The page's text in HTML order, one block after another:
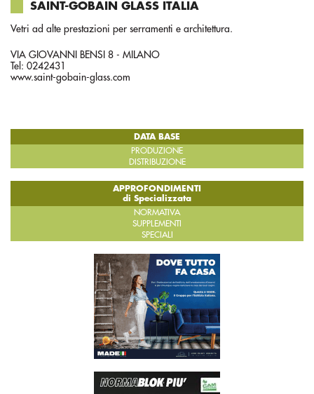
SAINT-GOBAIN GLASS ITALIA
Vetri ad alte prestazioni per serramenti e architettura.
VIA GIOVANNI BENSI 8 - MILANO
Tel: 0242431
www.saint-gobain-glass.com
DATA BASE
PRODUZIONE
DISTRIBUZIONE
APPROFONDIMENTI
di Specializzata
NORMATIVA
SUPPLEMENTI
SPECIALI